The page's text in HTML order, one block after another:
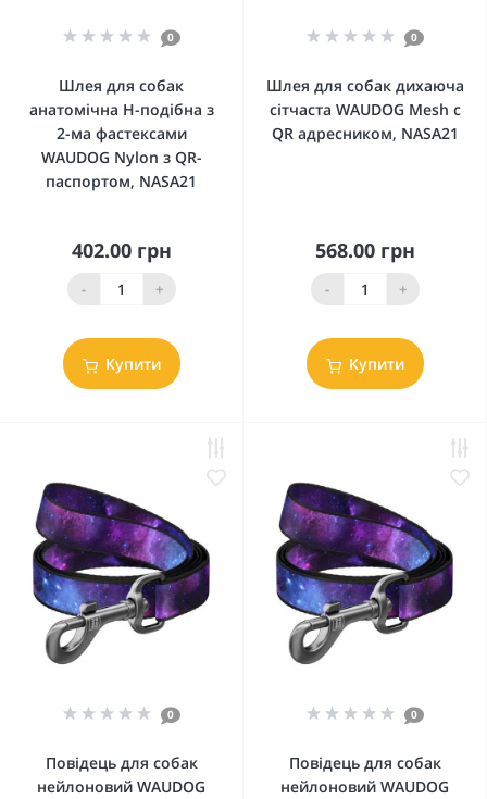
0
Шлея для собак
анатомічна H-подібна з
2-ма фастексами
WAUDOG Nylon з QR-
паспортом, NASA21
402.00 грн
- +
Купити
0
Шлея для собак дихаюча
сітчаста WAUDOG Mesh c
QR адресником, NASA21
568.00 грн
- +
Купити
0
Повідець для собак
нейлоновий WAUDOG
0
Повідець для собак
нейлоновий WAUDOG